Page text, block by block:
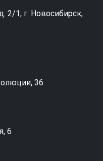
2/1, г. Новосибирск,
36
6